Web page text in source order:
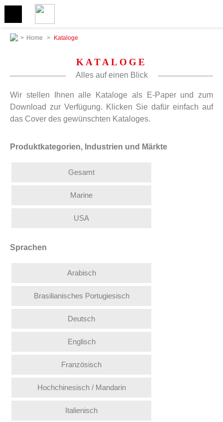
> Home > Kataloge
KATALOGE
Alles auf einen Blick
Wir stellen Ihnen alle Kataloge als E-Paper und zum
Download zur Verfügung. Klicken Sie dafür einfach auf
das Cover des gewünschten Kataloges.
Produktkategorien, Industrien und Märkte
Gesamt
Marine
USA
Sprachen
Arabisch
Brasilianisches Portugiesisch
Deutsch
Englisch
Französisch
Hochchinesisch / Mandarin
Italienisch